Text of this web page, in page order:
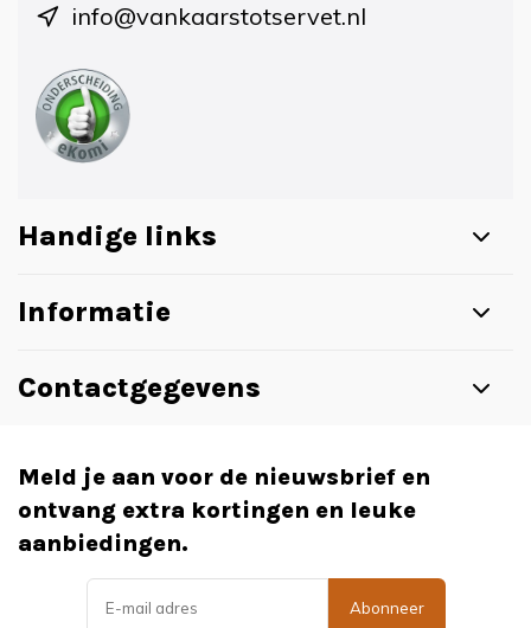
info@vankaarstotservet.nl
Handige links
Informatie
Contactgegevens
Meld je aan voor de nieuwsbrief en
ontvang extra kortingen en leuke
aanbiedingen.
Abonneer